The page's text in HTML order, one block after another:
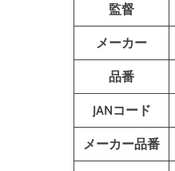
監督
メーカー
品番
JANコード
メーカー品番